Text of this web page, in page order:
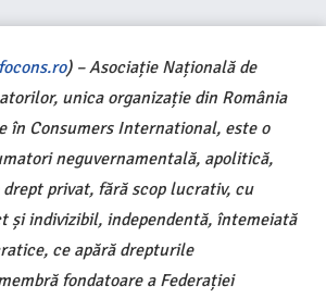
) – Asociație Națională de
unica organizație din România
în Consumers International, este o
neguvernamentală, apolitică,
privat, fără scop lucrativ, cu
și indivizibil, independentă, întemeiată
ce apără drepturile
fondatoare a Federației